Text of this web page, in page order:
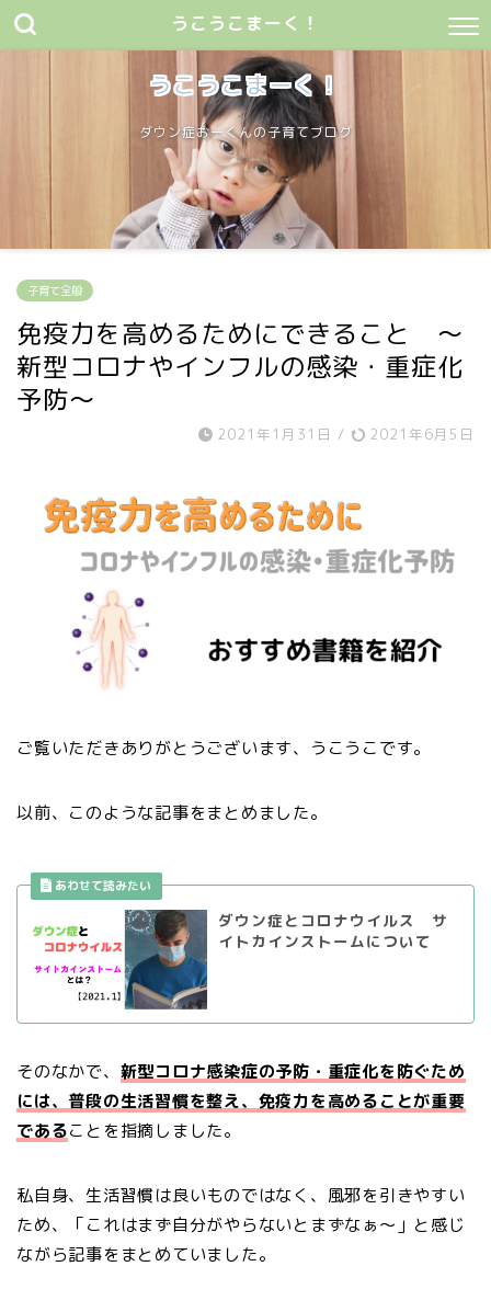
うこうこまーく！
うこうこまーく！
ダウン症おーくんの子育てブログ
子育て全般
免疫力を高めるためにできること 〜
新型コロナやインフルの感染・重症化
予防〜
2021年1月31日 / 2021年6月5日
ご覧いただきありがとうございます、うこうこです。
以前、このような記事をまとめました。
ダウン症とコロナウイルス サ
イトカインストームについて
そのなかで、 新型コロナ感染症の予防・重症化を防ぐため
には、普段の生活習慣を整え、免疫力を高めることが重要
であることを指摘しました。
私自身、生活習慣は良いものではなく、風邪を引きやすい
ため、「これはまず自分がやらないとまずなぁ〜」と感じ
ながら記事をまとめていました。